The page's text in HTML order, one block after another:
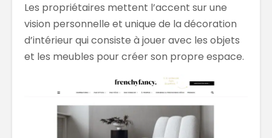
Les propriétaires mettent l’accent sur une
vision personnelle et unique de la décoration
d’intérieur qui consiste à jouer avec les objets
et les meubles pour créer son propre espace.